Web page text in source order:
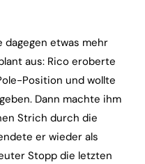
dagegen etwas mehr
aus: Rico eroberte
Position und wollte
Dann machte ihm
Strich durch die
er wieder als
Stopp die letzten